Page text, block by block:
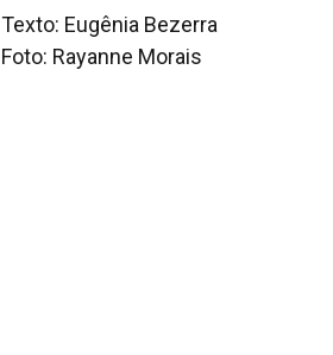
Texto: Eugênia Bezerra
Foto: Rayanne Morais